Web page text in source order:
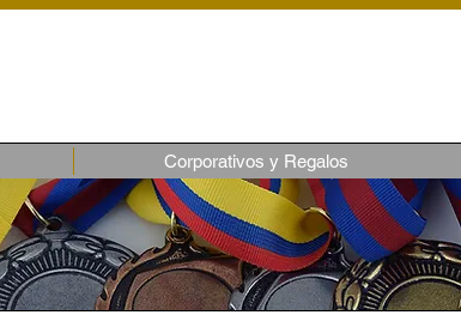
Corporativos y Regalos